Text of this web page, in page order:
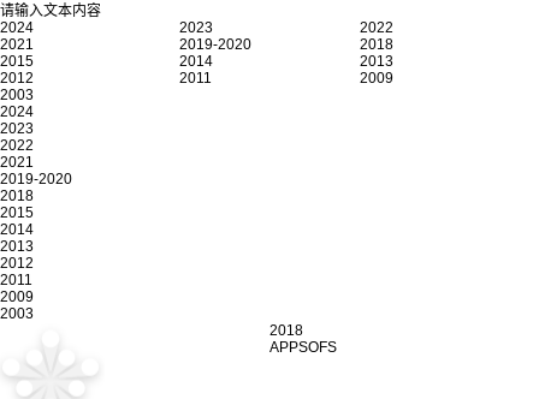
请输入文本内容
2024
2023
2022
2021
2019-2020
2018
2015
2014
2013
2012
2011
2009
2003
2024
2023
2022
2021
2019-2020
2018
2015
2014
2013
2012
2011
2009
2003
2018
APPSOFS